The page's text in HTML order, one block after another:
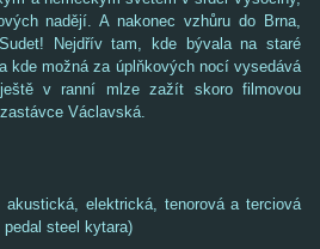
nadějí. A nakonec vzhůru do Brna,
Nejdřív tam, kde bývala na staré
kde možná za úplňkových nocí vysedává
v ranní mlze zažít skoro filmovou
Václavská.
akustická, elektrická, tenorová a terciová
steel kytara)